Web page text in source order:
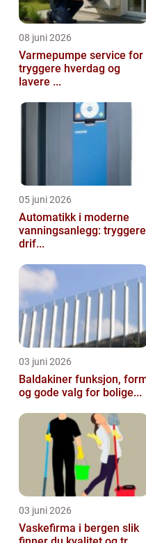
08 juni 2026
Varmepumpe service for
tryggere hverdag og
lavere ...
05 juni 2026
Automatikk i moderne
vanningsanlegg: tryggere
drif...
03 juni 2026
Baldakiner funksjon, form
og gode valg for bolige...
03 juni 2026
Vaskefirma i bergen slik